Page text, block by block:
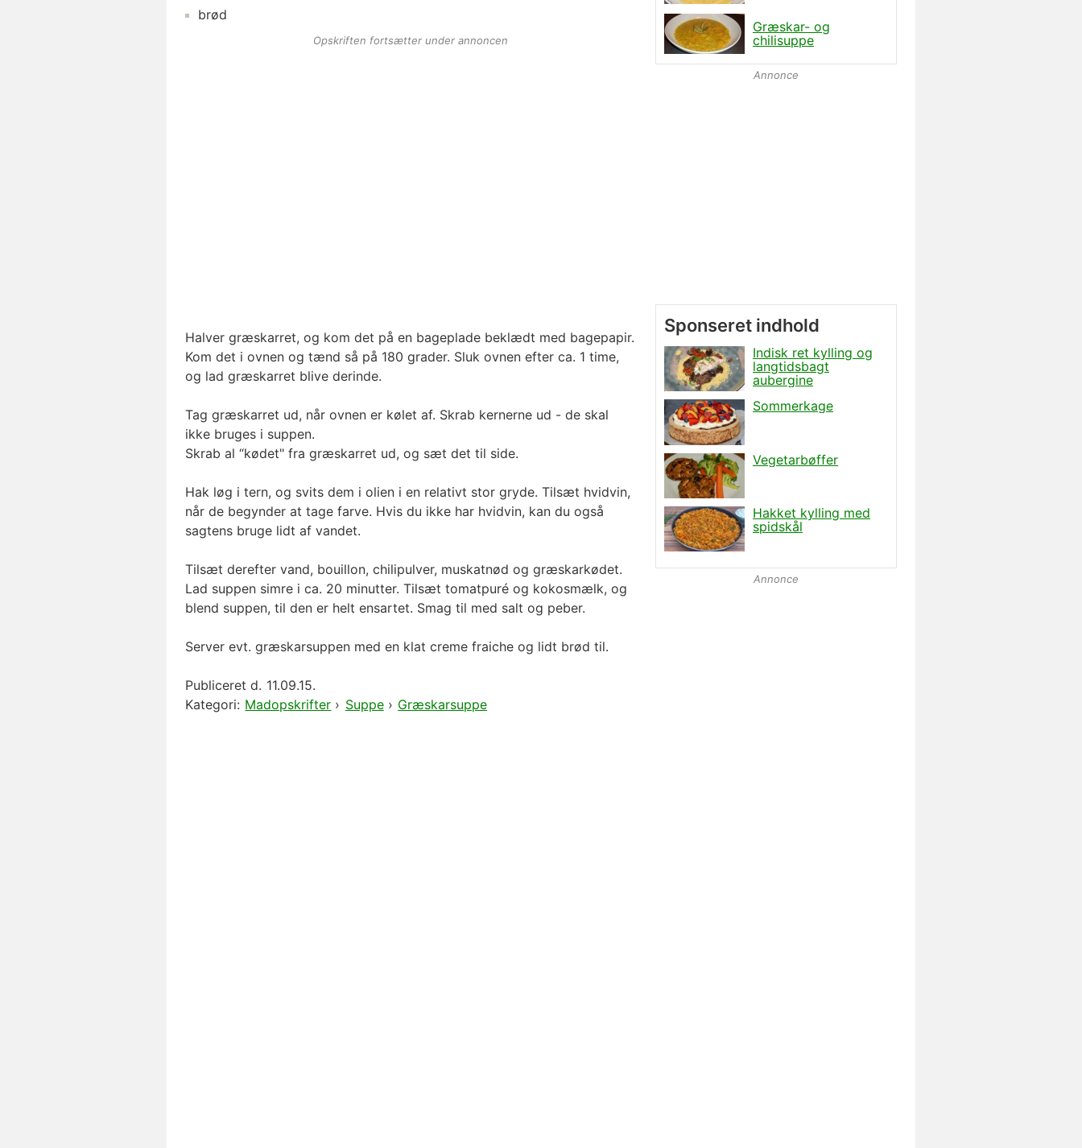
brød
Opskriften fortsætter under annoncen
Halver græskarret, og kom det på en bageplade beklædt med bagepapir.
Kom det i ovnen og tænd så på 180 grader. Sluk ovnen efter ca. 1 time,
og lad græskarret blive derinde.
Tag græskarret ud, når ovnen er kølet af. Skrab kernerne ud - de skal
ikke bruges i suppen.
Skrab al “kødet" fra græskarret ud, og sæt det til side.
Hak løg i tern, og svits dem i olien i en relativt stor gryde. Tilsæt hvidvin,
når de begynder at tage farve. Hvis du ikke har hvidvin, kan du også
sagtens bruge lidt af vandet.
Tilsæt derefter vand, bouillon, chilipulver, muskatnød og græskarkødet.
Lad suppen simre i ca. 20 minutter. Tilsæt tomatpuré og kokosmælk, og
blend suppen, til den er helt ensartet. Smag til med salt og peber.
Server evt. græskarsuppen med en klat creme fraiche og lidt brød til.
Publiceret d. 11.09.15.
Kategori: Madopskrifter › Suppe› Græskarsuppe
Græskar- og
chilisuppe
Annonce
Annonce